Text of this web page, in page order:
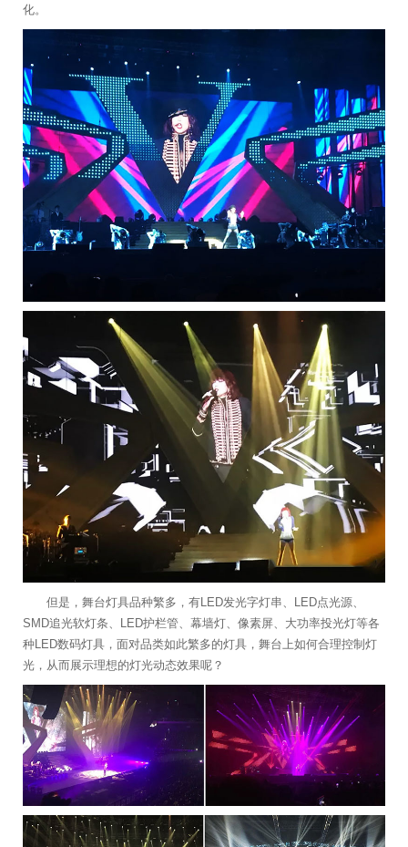
化。
但是，舞台灯具品种繁多，有LED发光字灯串、LED点光源、
SMD追光软灯条、LED护栏管、幕墙灯、像素屏、大功率投光灯等各
种LED数码灯具，面对品类如此繁多的灯具，舞台上如何合理控制灯
光，从而展示理想的灯光动态效果呢？